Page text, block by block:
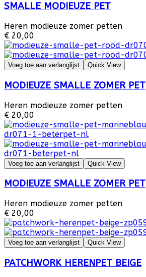
SMALLE MODIEUZE PET
Heren modieuze zomer petten
€ 20,00
Voeg toe aan verlanglijst Quick View
MODIEUZE SMALLE ZOMER PET
Heren modieuze zomer petten
€ 20,00
Voeg toe aan verlanglijst Quick View
MODIEUZE SMALLE ZOMER PET
Heren modieuze zomer petten
€ 20,00
Voeg toe aan verlanglijst Quick View
PATCHWORK HERENPET BEIGE